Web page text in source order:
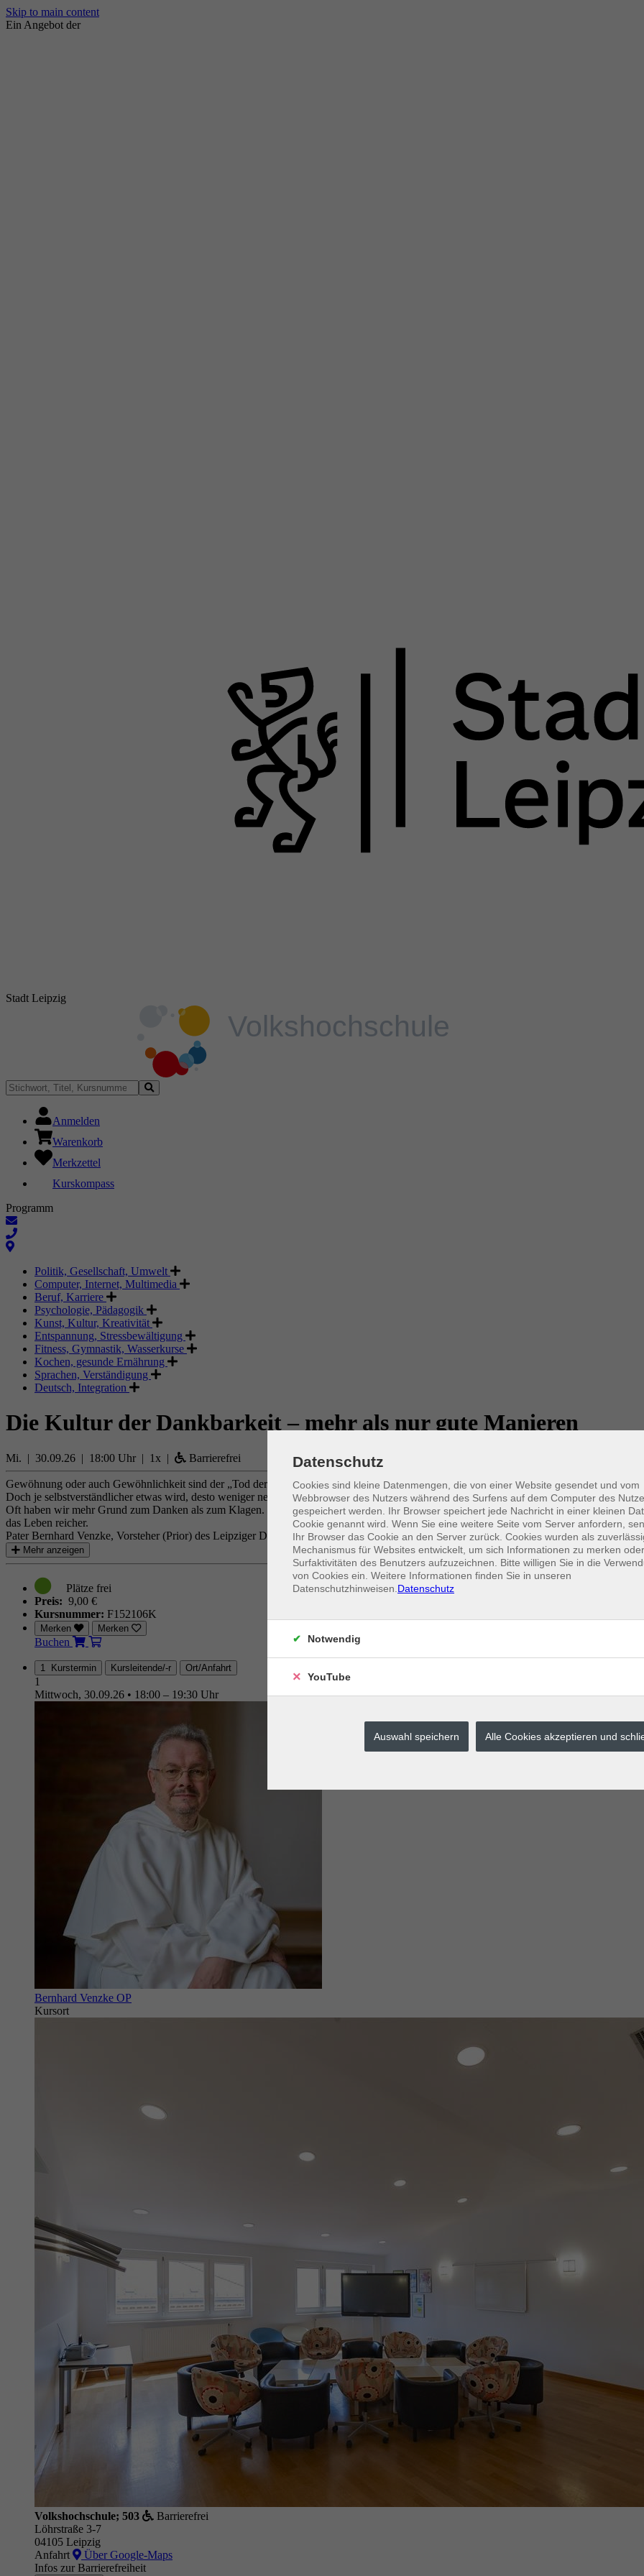
Skip to main content
Ein Angebot der
Stadt Leipzig
Anmelden
Warenkorb
Merkzettel
Kurskompass
Programm
Politik, Gesellschaft, Umwelt
Computer, Internet, Multimedia
Beruf, Karriere
Psychologie, Pädagogik
Kunst, Kultur, Kreativität
Entspannung, Stressbewältigung
Fitness, Gymnastik, Wasserkurse
Kochen, gesunde Ernährung
Sprachen, Verständigung
Deutsch, Integration
Die Kultur der Dankbarkeit – mehr als nur gute Manieren
Mi. | 30.09.26 | 18:00 Uhr | 1x | Barrierefrei
Gewöhnung oder auch Gewöhnlichkeit sind der „Tod der Dankbarkeit“ Dabei gehören Bitten und Danken zu unserem menschlichen
Doch je selbstverständlicher etwas wird, desto weniger nehmen wir es wahr.
Oft haben wir mehr Grund zum Danken als zum Klagen. Ein freundliches Wort, Gesundheit, ein Dach über dem Kopf – vieles ist nicht
das Leben reicher.
Pater Bernhard Venzke, Vorsteher (Prior) des Leipziger Dominikanerklosters, lädt ein, wieder öfter innezuhalten und bewusst „Danke“ zu
Mehr anzeigen
Preis: 9,00 €
Kursnummer: F152106K
Merken Merken
Buchen
1 Kurstermin Kursleitende/-r Ort/Anfahrt
1
Mittwoch, 30.09.26 • 18:00 – 19:30 Uhr
Bernhard Venzke OP
Kursort
Volkshochschule; 503
Barrierefrei
Löhrstraße 3-7
04105 Leipzig
Anfahrt
Über Google-Maps
Infos zur Barrierefreiheit
Datenschutz
Cookies sind kleine Datenmengen, die von einer Website gesendet und vom
Webbrowser des Nutzers während des Surfens auf dem Computer des
gespeichert werden. Ihr Browser speichert jede Nachricht in einer kleinen
Cookie genannt wird. Wenn Sie eine weitere Seite vom Server anfordern,
Ihr Browser das Cookie an den Server zurück. Cookies wurden als
Mechanismus für Websites entwickelt, um sich Informationen zu merken
Surfaktivitäten des Benutzers aufzuzeichnen. Bitte willigen Sie in die
von Cookies ein. Weitere Informationen finden Sie in unseren
Datenschutzhinweisen. Datenschutz
Notwendig
YouTube
Auswahl speichern Alle Cookies akzeptieren und